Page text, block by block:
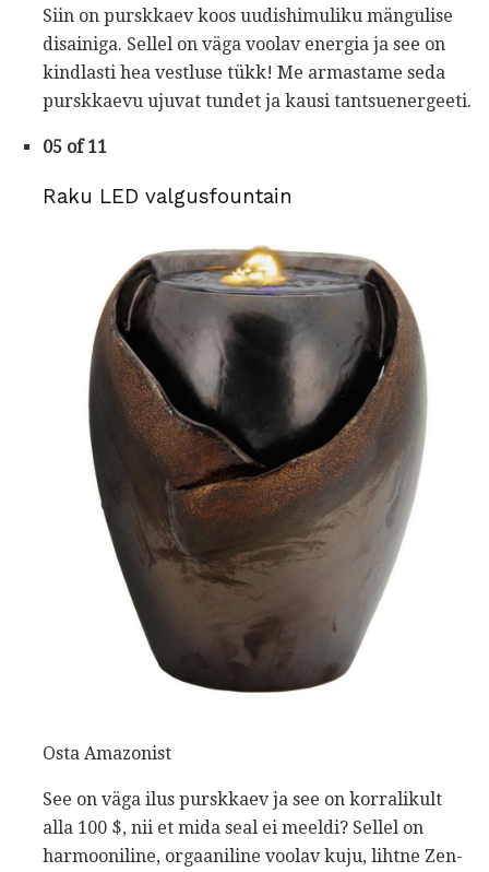
Siin on purskkaev koos uudishimuliku mängulise
disainiga. Sellel on väga voolav energia ja see on
kindlasti hea vestluse tükk! Me armastame seda
purskkaevu ujuvat tundet ja kausi tantsuenergeeti.
05 of 11
Raku LED valgusfountain
Osta Amazonist
See on väga ilus purskkaev ja see on korralikult
alla 100 $, nii et mida seal ei meeldi? Sellel on
harmooniline, orgaaniline voolav kuju, lihtne Zen-